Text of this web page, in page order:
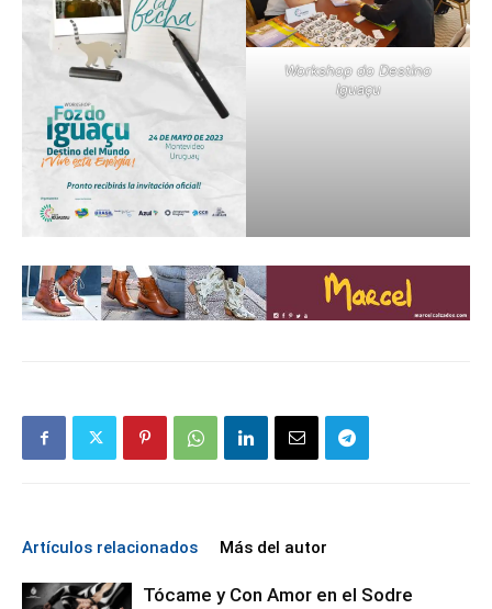
Workshop do Destino
Iguaçu
Artículos relacionados Más del autor
Tócame y Con Amor en el Sodre